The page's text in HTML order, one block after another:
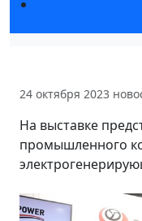
24 октября 2023
На выставке
промышленного